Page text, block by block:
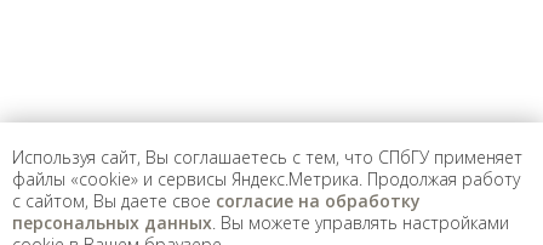
Используя сайт, Вы соглашаетесь с тем, что СПбГУ применяет
файлы «cookie» и сервисы Яндекс.Метрика. Продолжая работу
с сайтом, Вы даете свое согласие на обработку
персональных данных . Вы можете управлять настройками